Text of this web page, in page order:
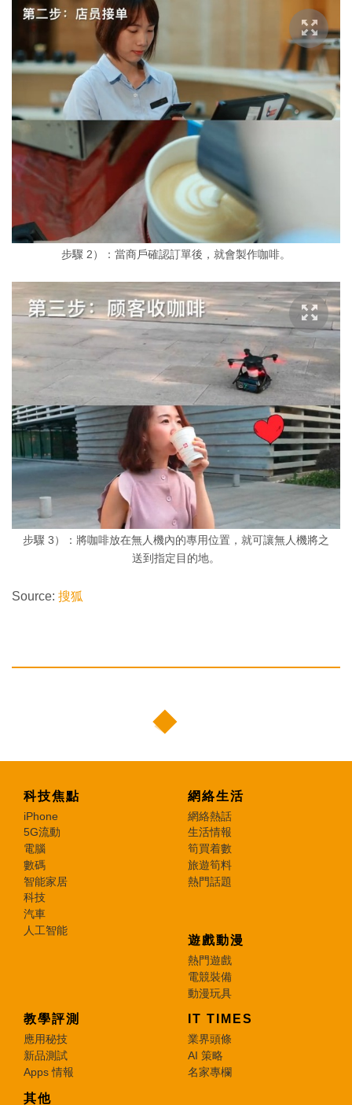
步驟 2）：當商戶確認訂單後，就會製作咖啡。
步驟 3）：將咖啡放在無人機內的專用位置，就可讓無人機將之
送到指定目的地。
Source: 搜狐
科技焦點
iPhone
5G流動
電腦
數碼
智能家居
科技
汽車
人工智能
網絡生活
網絡熱話
生活情報
筍買着數
旅遊筍料
熱門話題
遊戲動漫
熱門遊戲
電競裝備
動漫玩具
教學評測
應用秘技
新品測試
Apps 情報
IT TIMES
業界頭條
AI 策略
名家專欄
其他